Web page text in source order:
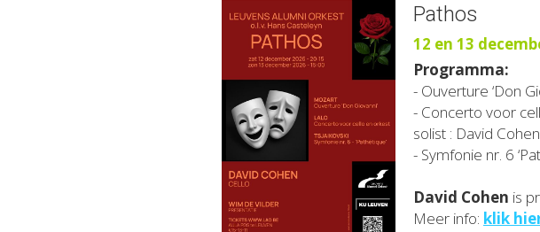
Pathos
12 en 13
Programma:
- Ouverture ‘Don
- Concerto voor
solist : David
- Symfonie nr. 6
David Cohen is
Meer info: klik